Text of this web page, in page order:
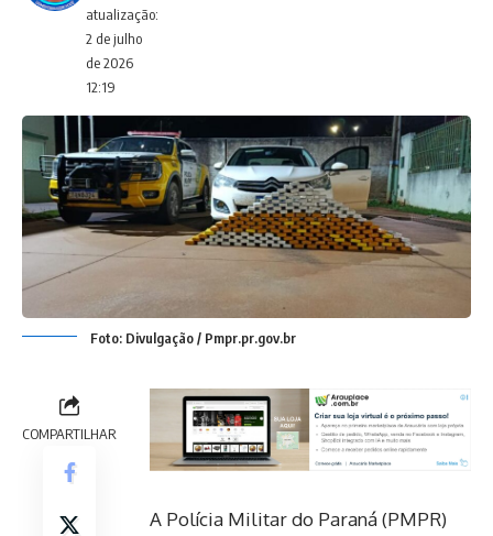
atualização:
2 de julho
de 2026
12:19
Foto: Divulgação / Pmpr.pr.gov.br
COMPARTILHAR
A Polícia Militar do Paraná (PMPR)